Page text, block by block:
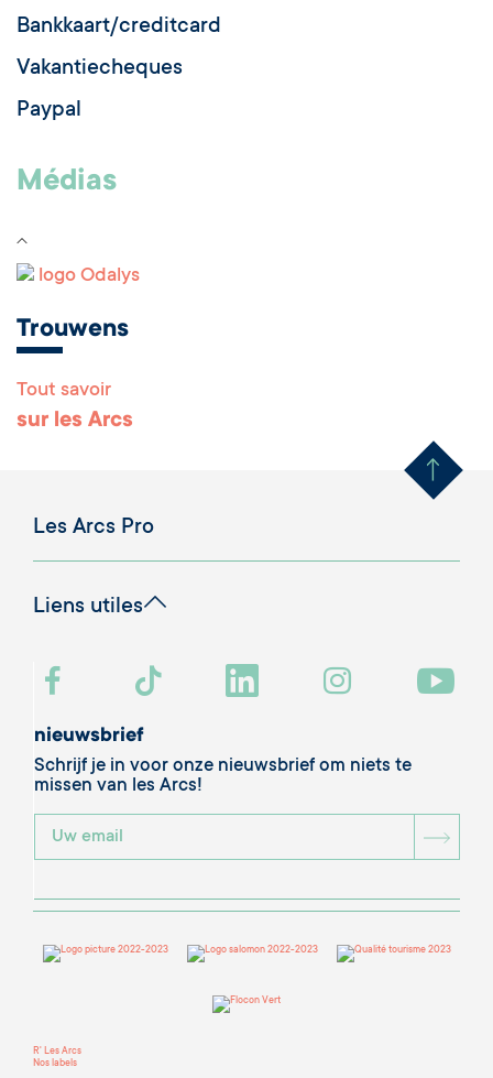
Bankkaart/creditcard
Vakantiecheques
Paypal
Médias
logo Odalys
Trouwens
Tout savoir
sur les Arcs Remonter
Les Arcs Pro
Liens utiles
nieuwsbrief
Schrijf je in voor onze nieuwsbrief om niets te
missen van les Arcs!
R' Les Arcs
Nos labels